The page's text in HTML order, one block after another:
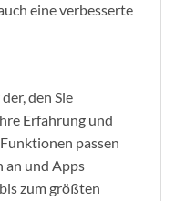
eine verbesserte
den Sie
Erfahrung und
passen
an und Apps
zum größten